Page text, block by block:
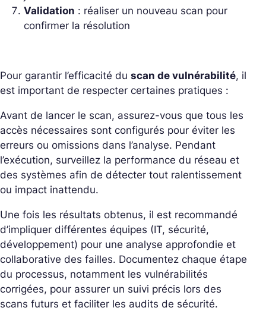
Validation : réaliser un nouveau scan pour
confirmer la résolution
Pour garantir l’efficacité du scan de vulnérabilité, il
est important de respecter certaines pratiques :
Avant de lancer le scan, assurez-vous que tous les
accès nécessaires sont configurés pour éviter les
erreurs ou omissions dans l’analyse. Pendant
l’exécution, surveillez la performance du réseau et
des systèmes afin de détecter tout ralentissement
ou impact inattendu.
Une fois les résultats obtenus, il est recommandé
d’impliquer différentes équipes (IT, sécurité,
développement) pour une analyse approfondie et
collaborative des failles. Documentez chaque étape
du processus, notamment les vulnérabilités
corrigées, pour assurer un suivi précis lors des
scans futurs et faciliter les audits de sécurité.